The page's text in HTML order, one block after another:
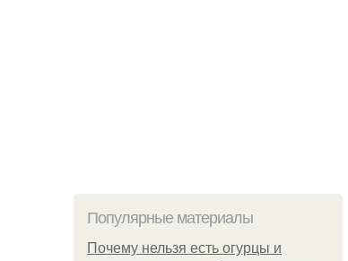
Популярные материалы
Почему нельзя есть огурцы и